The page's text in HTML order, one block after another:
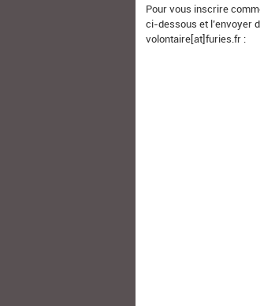
Pour vous inscrire
ci-dessous et l’envoyer
volontaire[at]furies.fr :